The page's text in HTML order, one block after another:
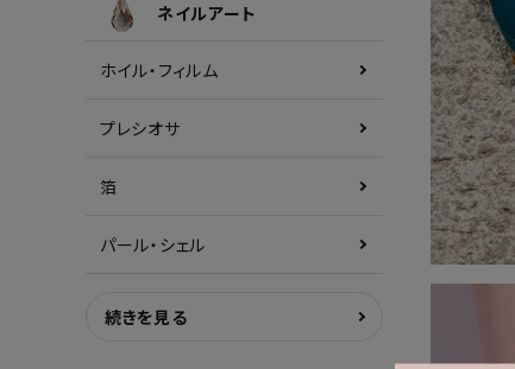
ネイルアート
ホイル・フィルム
プレシオサ
箔
パール・シェル
続きを見る